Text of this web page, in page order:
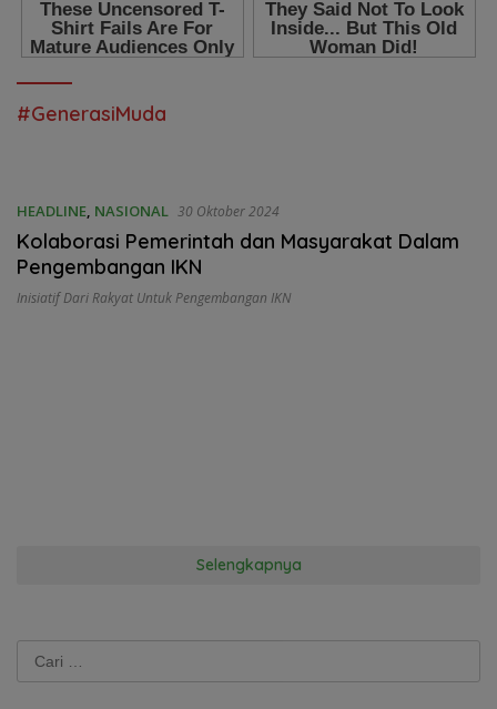
#GenerasiMuda
HEADLINE, NASIONAL 30 Oktober 2024
Kolaborasi Pemerintah dan Masyarakat Dalam
Pengembangan IKN
Inisiatif Dari Rakyat Untuk Pengembangan IKN
Selengkapnya